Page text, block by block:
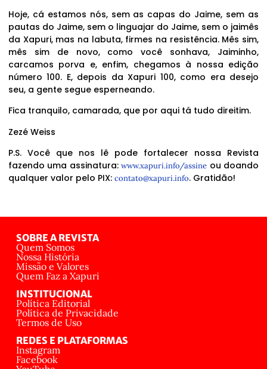
Hoje, cá estamos nós, sem as capas do Jaime, sem as
pautas do Jaime, sem o linguajar do Jaime, sem o jaimês
da Xapuri, mas na labuta, firmes na resistência. Mês sim,
mês sim de novo, como você sonhava, Jaiminho,
carcamos porva e, enfim, chegamos à nossa edição
número 100. E, depois da Xapuri 100, como era desejo
seu, a gente segue esperneando.
Fica tranquilo, camarada, que por aqui tá tudo direitim.
Zezé Weiss
P.S. Você que nos lê pode fortalecer nossa Revista
fazendo uma assinatura:www.xapuri.info/assine ou doando
qualquer valor pelo PIX: contato@xapuri.info. Gratidão!
SOBRE A REVISTA
Quem Somos
Nossa História
Missão e Valores
Quem Faz a Xapuri
INSTITUCIONAL
Política Editorial
Política de Privacidade
Termos de Uso
REDES E PLATAFORMAS
Instagram
Facebook